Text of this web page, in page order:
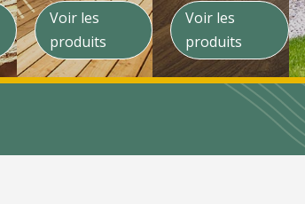
Voir les
produits
Voir les
produits